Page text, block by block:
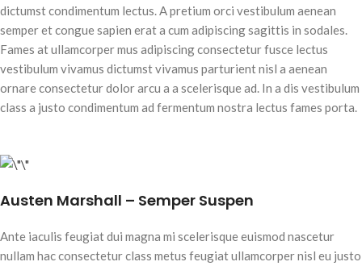
dictumst condimentum lectus. A pretium orci vestibulum aenean
semper et congue sapien erat a cum adipiscing sagittis in sodales.
Fames at ullamcorper mus adipiscing consectetur fusce lectus
vestibulum vivamus dictumst vivamus parturient nisl a aenean
ornare consectetur dolor arcu a a scelerisque ad. In a dis vestibulum
class a justo condimentum ad fermentum nostra lectus fames porta.
Austen Marshall – Semper Suspen
Ante iaculis feugiat dui magna mi scelerisque euismod nascetur
nullam hac consectetur class metus feugiat ullamcorper nisl eu justo